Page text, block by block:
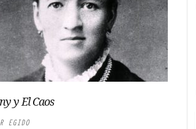
y El Caos
EGIDO